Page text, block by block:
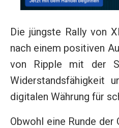
Die jüngste Rally von
nach einem positiven
von Ripple mit der
Widerstandsfähigkeit
digitalen Währung für
Obwohl eine Runde der